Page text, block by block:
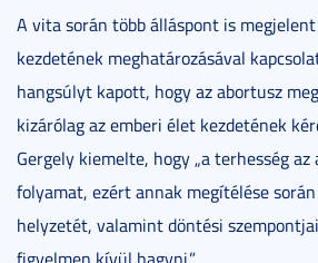
A vita során több álláspont is
kezdetének meghatározásával
hangsúlyt kapott, hogy az abortusz
kizárólag az emberi élet kezdetének
Gergely kiemelte, hogy „a terhesség
folyamat, ezért annak megítélése
helyzetét, valamint döntési
figyelmen kívül hagyni.”